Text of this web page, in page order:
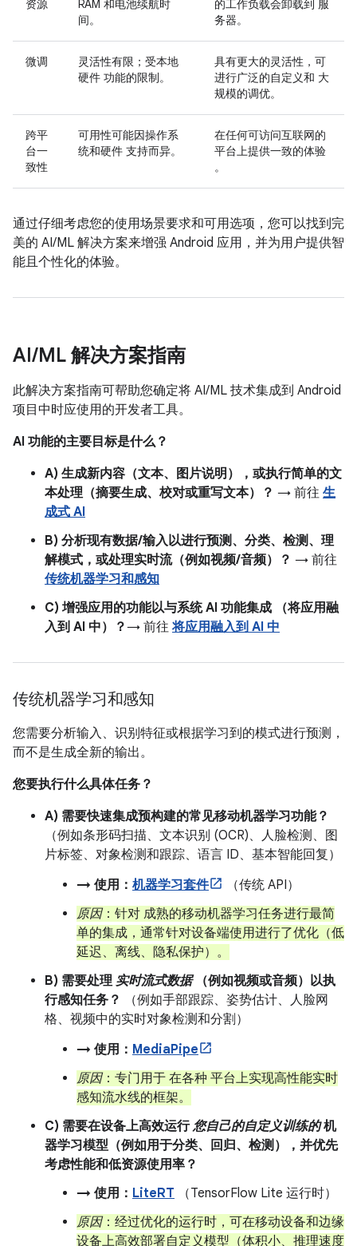
资源
RAM 和电池续航时
间。
的工作负载会卸载到 服
务器。
微调
灵活性有限；受本地
硬件 功能的限制。
具有更大的灵活性，可
进行广泛的自定义和 大
规模的调优。
跨平
台一
致性
可用性可能因操作系
统和硬件 支持而异。
在任何可访问互联网的
平台上提供一致的体验
。
通过仔细考虑您的使用场景要求和可用选项，您可以找到完
美的 AI/ML 解决方案来增强 Android 应用，并为用户提供智
能且个性化的体验。
AI/ML 解决方案指南
此解决方案指南可帮助您确定将 AI/ML 技术集成到 Android
项目中时应使用的开发者工具。
AI 功能的主要目标是什么？
A) 生成新内容（文本、图片说明），或执行简单的文
本处理（摘要生成、校对或重写文本）？ → 前往 生
成式 AI
B) 分析现有数据/输入以进行预测、分类、检测、理
解模式，或处理实时流（例如视频/音频）？ → 前往
传统机器学习和感知
C) 增强应用的功能以与系统 AI 功能集成 （将应用融
入到 AI 中）？→ 前往将应用融入到 AI 中
传统机器学习和感知
您需要分析输入、识别特征或根据学习到的模式进行预测，
而不是生成全新的输出。
您要执行什么具体任务？
A) 需要快速集成预构建的常见移动机器学习功能？
（例如条形码扫描、文本识别 (OCR)、人脸检测、图
片标签、对象检测和跟踪、语言 ID、基本智能回复）
→ 使用： 机器学习套件
（传统 API）
原因：针对 成熟的移动机器学习任务进行最简
单的集成，通常针对设备端使用进行了优化（低
延迟、离线、隐私保护）。
B) 需要处理实时流式数据（例如视频或音频）以执
行感知任务？
（例如手部跟踪、姿势估计、人脸网
格、视频中的实时对象检测和分割）
→ 使用： MediaPipe
原因：专门用于 在各种 平台上实现高性能实时
感知流水线的框架。
C) 需要在设备上高效运行您自己的自定义训练的机
器学习模型（例如用于分类、回归、检测），并优先
考虑性能和低资源使用率？
→ 使用： LiteRT （TensorFlow Lite 运行时）
原因：经过优化的运行时，可在移动设备和边缘
设备上高效部署自定义模型（体积小、推理速度